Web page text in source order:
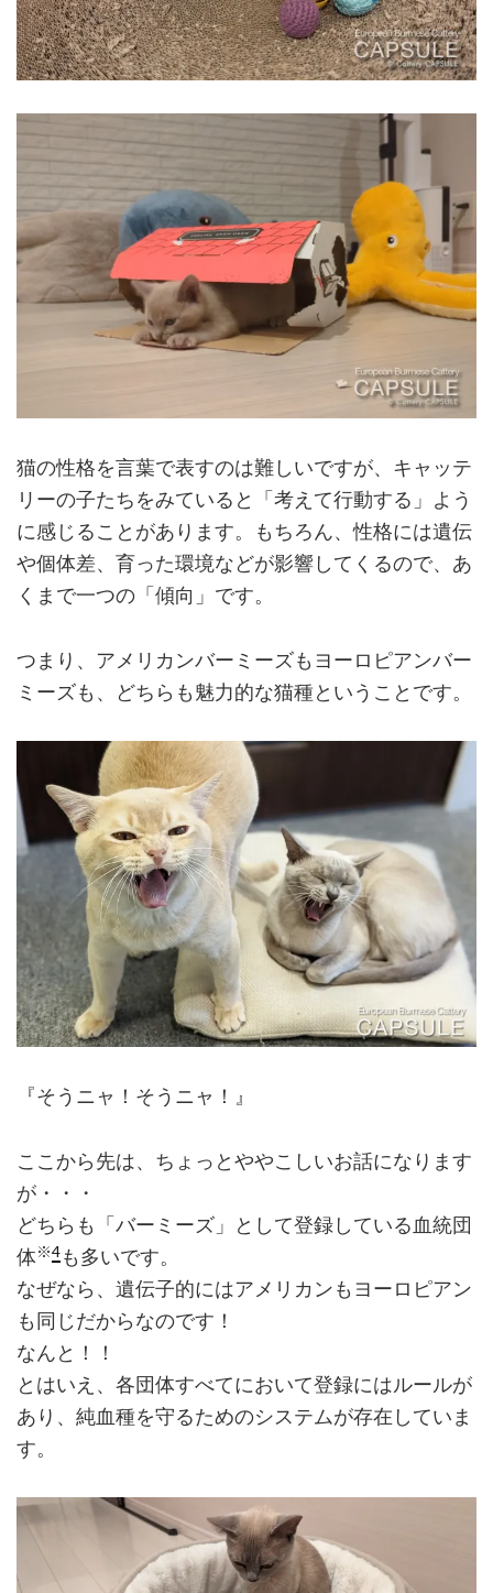
猫の性格を言葉で表すのは難しいですが、キャッテ
リーの子たちをみていると「考えて行動する」よう
に感じることがあります。もちろん、性格には遺伝
や個体差、育った環境などが影響してくるので、あ
くまで一つの「傾向」です。
つまり、アメリカンバーミーズもヨーロピアンバー
ミーズも、どちらも魅力的な猫種ということです。
『そうニャ！そうニャ！』
ここから先は、ちょっとややこしいお話になります
が・・・
どちらも「バーミーズ」として登録している血統団
体※4も多いです。
なぜなら、遺伝子的にはアメリカンもヨーロピアン
も同じだからなのです！
なんと！！
とはいえ、各団体すべてにおいて登録にはルールが
あり、純血種を守るためのシステムが存在していま
す。